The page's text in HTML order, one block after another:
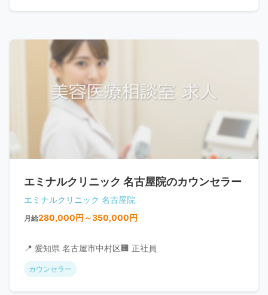
エミナルクリニック 名古屋院のカウンセラー
エミナルクリニック 名古屋院
月給280,000円～350,000円
📍 愛知県 名古屋市中村区🏢 正社員
カウンセラー